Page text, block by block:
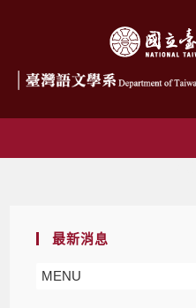
最新消息
MENU